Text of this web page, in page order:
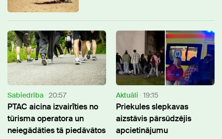
Sabiedrība 20:57
PTAC aicina izvairīties no
tūrisma operatora un
neiegādāties tā piedāvātos
Aktuāli 19:15
Priekules slepkavas
aizstāvis pārsūdzējis
apcietinājumu